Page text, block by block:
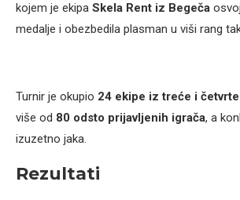
kojem je ekipa Skela Rent iz Begeča
medalje i obezbedila plasman u viši rang
Turnir je okupio 24 ekipe iz treće i
više od 80 odsto prijavljenih igrača, a
izuzetno jaka.
Rezultati